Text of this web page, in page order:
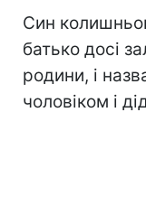
Син
батько досі
родини, і
чоловіком і